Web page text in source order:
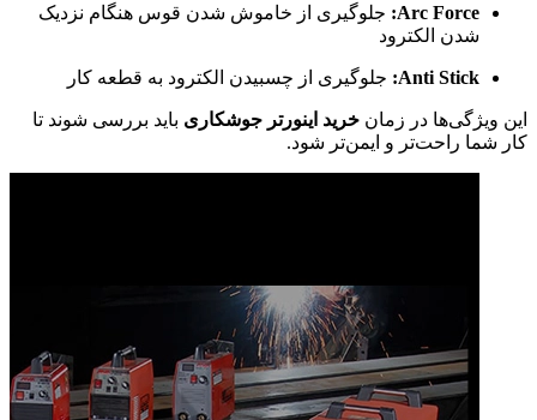
Arc Force:
جلوگیری از خاموش شدن قوس هنگام نزدیک
شدن الکترود
Anti Stick: جلوگیری از چسبیدن الکترود به قطعه کار
این ویژگی‌ها در زمان خرید اینورتر جوشکاری باید بررسی شوند تا
کار شما راحت‌تر و ایمن‌تر شود.